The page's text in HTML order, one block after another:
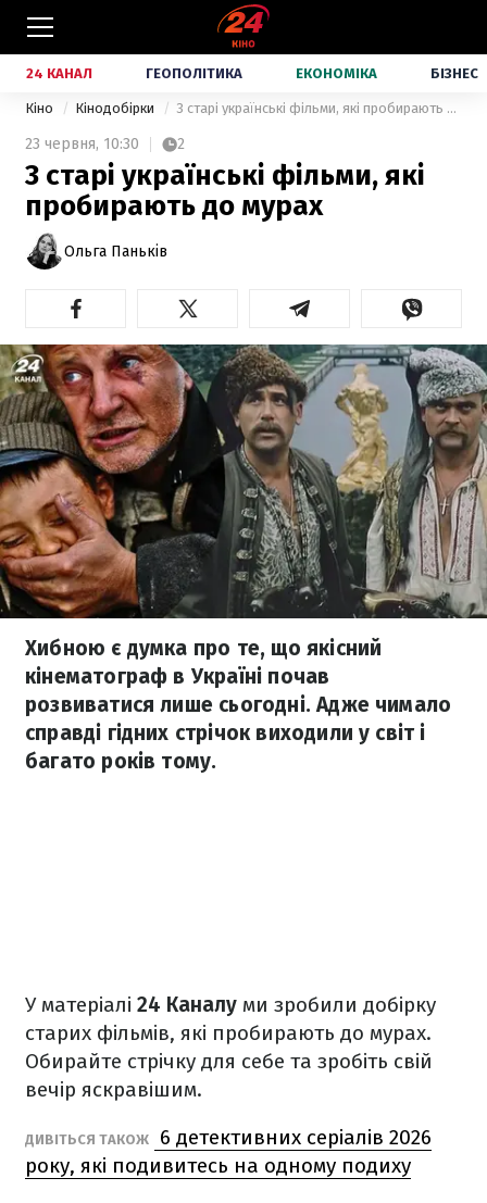
24 КАНАЛ ГЕОПОЛІТИКА ЕКОНОМІКА БІЗНЕС
Кіно Кінодобірки 3 старі українські фільми, які пробирають до мурах
23 червня, 10:30 2
3 старі українські фільми, які
пробирають до мурах
Ольга Паньків
Хибною є думка про те, що якісний
кінематограф в Україні почав
розвиватися лише сьогодні. Адже чимало
справді гідних стрічок виходили у світ і
багато років тому.
У матеріалі 24 Каналу ми зробили добірку
старих фільмів, які пробирають до мурах.
Обирайте стрічку для себе та зробіть свій
вечір яскравішим.
ДИВІТЬСЯ ТАКОЖ
6 детективних серіалів 2026
року, які подивитесь на одному подиху